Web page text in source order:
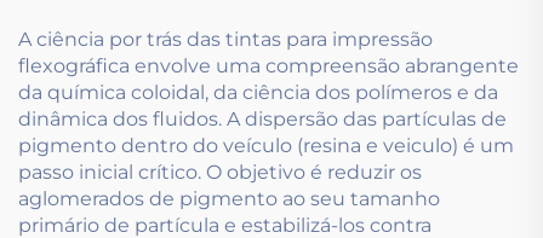
A ciência por trás das tintas para impressão
flexográfica envolve uma compreensão abrangente
da química coloidal, da ciência dos polímeros e da
dinâmica dos fluidos. A dispersão das partículas de
pigmento dentro do veículo (resina e veiculo) é um
passo inicial crítico. O objetivo é reduzir os
aglomerados de pigmento ao seu tamanho
primário de partícula e estabilizá-los contra